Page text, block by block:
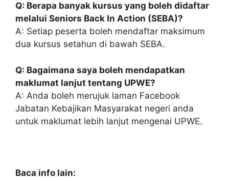
Q: Berapa banyak kursus yang boleh didaftar
melalui Seniors Back In Action (SEBA)?
A: Setiap peserta boleh mendaftar maksimum
dua kursus setahun di bawah SEBA.
Q: Bagaimana saya boleh mendapatkan
maklumat lanjut tentang UPWE?
A: Anda boleh merujuk laman Facebook
Jabatan Kebajikan Masyarakat negeri anda
untuk maklumat lebih lanjut mengenai UPWE.
Baca info lain: